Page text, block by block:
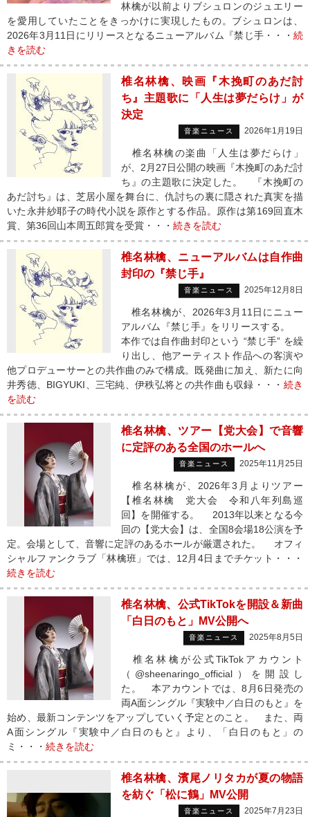
林檎が以前よりブシュロンのジュエリー
を愛用していたことをきっかけに実現したもの。ブシュロンは、
2026年3月11日にリリースとなるニューアルバム『禁じ手・・・ 続
きを読む
椎名林檎、映画『木挽町のあだ討
ち』主題歌に「人生は夢だらけ」が
決定
音楽ニュース 2026年1月19日
椎名林檎の楽曲「人生は夢だらけ」
が、2月27日公開の映画『木挽町のあだ討
ち』の主題歌に決定した。 『木挽町の
あだ討ち』は、芝居小屋を舞台に、仇討ちの裏に隠された真実を描
いた永井紗耶子の時代小説を原作とする作品。原作は第169回直木
賞、第36回山本周五郎賞を受賞・・・ 続きを読む
椎名林檎、ニューアルバムは自作曲
封印の『禁じ手』
音楽ニュース 2025年12月8日
椎名林檎が、2026年3月11日にニュー
アルバム『禁じ手』をリリースする。
本作では自作曲封印という “禁じ手” を繰
り出し、他アーティスト作品への客演や
他プロデューサーとの共作曲のみで構成。既発曲に加え、新たに向
井秀徳、BIGYUKI、三宅純、伊秩弘将との共作曲も収録・・・ 続き
を読む
椎名林檎、ツアー【党大会】で音響
に定評のある全国のホールへ
音楽ニュース 2025年11月25日
椎名林檎が、2026年3月よりツアー
【椎名林檎 党大会 令和八年列島巡
回】を開催する。 2013年以来となる今
回の【党大会】は、全国8会場18公演を予
定。会場として、音響に定評のあるホールが厳選された。 オフィ
シャルファンクラブ「林檎班」では、12月4日までチケット・・・
続きを読む
椎名林檎、公式TikTokを開設＆新曲
「白日のもと」MV公開へ
音楽ニュース 2025年8月5日
椎名林檎が公式TikTokアカウント
（@sheenaringo_official）を開設し
た。 本アカウントでは、8月6日発売の
両A面シングル『実験中／白日のもと』を
始め、最新コンテンツをアップしていく予定とのこと。 また、両
A面シングル『実験中／白日のもと』より、「白日のもと」の
ミ・・・ 続きを読む
椎名林檎、濱尾ノリタカが夏の物語
を紡ぐ「松に鶴」MV公開
音楽ニュース 2025年7月23日